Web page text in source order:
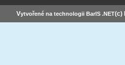
Vytvořené na technologii BarIS .NET(c)